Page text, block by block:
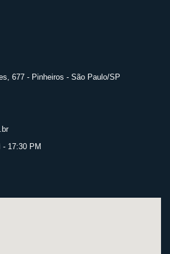
677 - Pinheiros - São Paulo/SP
17:30 PM